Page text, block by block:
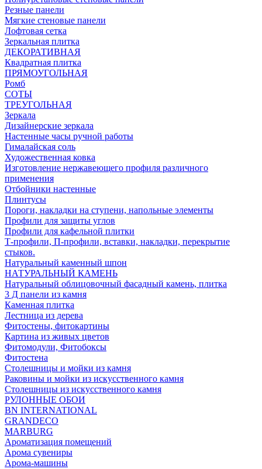
Резные панели
Мягкие стеновые панели
Лофтовая сетка
Зеркальная плитка
ДЕКОРАТИВНАЯ
Квадратная плитка
ПРЯМОУГОЛЬНАЯ
Ромб
СОТЫ
ТРЕУГОЛЬНАЯ
Зеркала
Дизайнерские зеркала
Настенные часы ручной работы
Гималайская соль
Художественная ковка
Изготовление нержавеющего профиля различного
применения
Отбойники настенные
Плинтусы
Пороги, накладки на ступени, напольные элементы
Профили для защиты углов
Профили для кафельной плитки
Т-профили, П-профили, вставки, накладки, перекрытие
стыков.
Натуральный каменный шпон
НАТУРАЛЬНЫЙ КАМЕНЬ
Натуральный облицовочный фасадный камень, плитка
3 Д панели из камня
Каменная плитка
Лестница из дерева
Фитостены, фитокартины
Картина из живых цветов
Фитомодули, Фитобоксы
Фитостена
Столешницы и мойки из камня
Раковины и мойки из искусственного камня
Столешницы из искусственного камня
РУЛОННЫЕ ОБОИ
BN INTERNATIONAL
GRANDECO
MARBURG
Ароматизация помещений
Арома сувениры
Арома-машины